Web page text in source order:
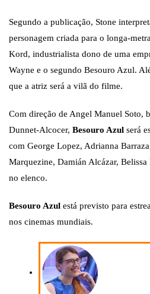
Segundo a publicação, Stone
personagem criada para o longa-
Kord, industrialista dono de uma
Wayne e o segundo Besouro Azul.
que a atriz será a vilã do filme.
Com direção de Angel Manuel Soto,
Dunnet-Alcocer, Besouro Azul será
com George Lopez, Adrianna
Marquezine, Damián Alcázar,
no elenco.
Besouro Azul está previsto para
nos cinemas mundiais.